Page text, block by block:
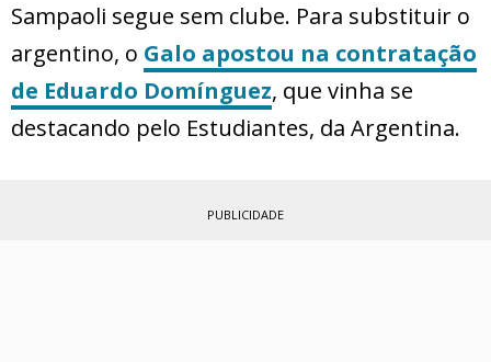
Sampaoli segue sem clube. Para substituir o
argentino, o Galo apostou na contratação
de Eduardo Domínguez, que vinha se
destacando pelo Estudiantes, da Argentina.
PUBLICIDADE